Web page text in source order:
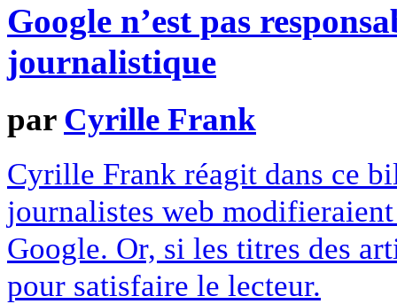
Google n’est pas
journalistique
par Cyrille Frank
Cyrille Frank réagit dans ce
journalistes web
Google. Or, si les titres des
pour satisfaire le lecteur.